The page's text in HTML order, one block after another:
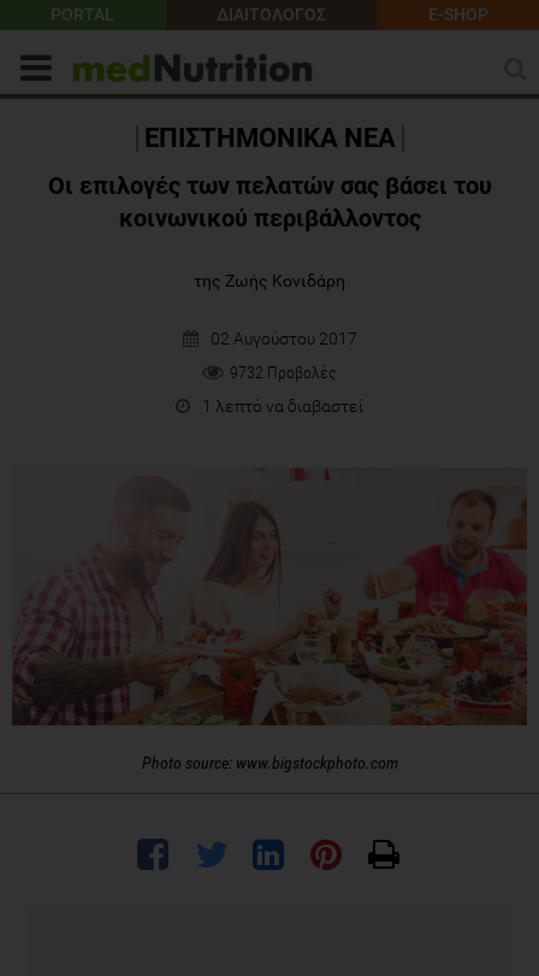
PORTAL ΔΙΑΙΤΟΛΟΓΟΣ E-SHOP
ΕΠΙΣΤΗΜΟΝΙΚΑ ΝΕΑ
Οι επιλογές των πελατών σας βάσει του
κοινωνικού περιβάλλοντος
της Ζωής Κονιδάρη
02 Αυγούστου 2017
9732 Προβολές
1 λεπτό να διαβαστεί
Photo source: www.bigstockphoto.com